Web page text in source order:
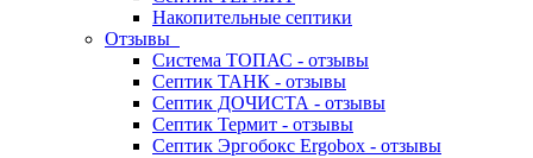
Накопительные септики
Отзывы
Система ТОПАС - отзывы
Септик ТАНК - отзывы
Септик ДОЧИСТА - отзывы
Септик Термит - отзывы
Септик Эргобокс Ergobox - отзывы